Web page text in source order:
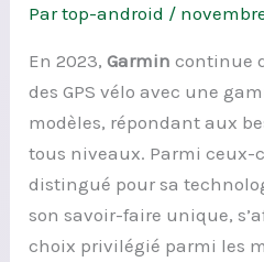
Partop-android /
En 2023, Garmin continue
des GPS vélo avec une
modèles, répondant aux
tous niveaux. Parmi ceux-
distingué pour sa
son savoir-faire unique,
choix privilégié parmi les